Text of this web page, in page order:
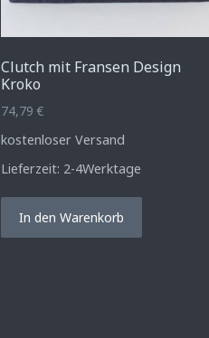
Clutch mit Fransen Design
Kroko
74,79€
kostenloser Versand
Lieferzeit: 2-4Werktage
In den Warenkorb